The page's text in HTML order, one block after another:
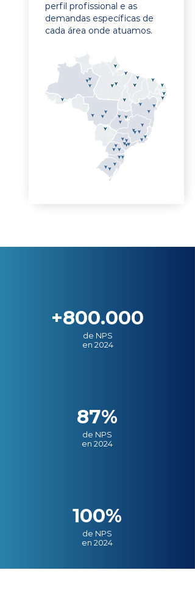
perfil profissional e as
demandas específicas de
cada área onde atuamos.
+800.000
de NPS
en 2024
87%
de NPS
en 2024
100%
de NPS
en 2024